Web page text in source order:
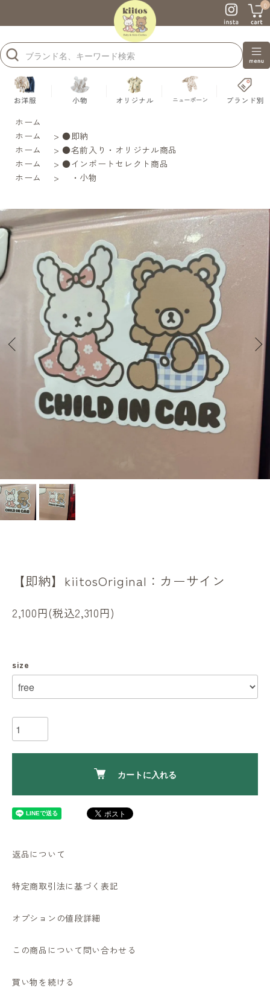
0
ホーム
ホーム
> ●即納
ホーム
> ●名前入り・オリジナル商品
ホーム
> ●インポートセレクト商品
ホーム
> ・小物
【即納】kiitosOriginal：カーサイン
2,100円(税込2,310円)
size
カートに入れる
返品について
特定商取引法に基づく表記
オプションの値段詳細
この商品について問い合わせる
買い物を続ける